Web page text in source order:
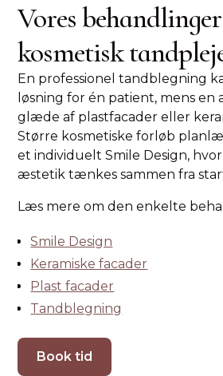
Vores
kosmetisk
En professionel tandblegning
løsning for én patient, mens en
glæde af plastfacader eller
Større kosmetiske forløb
et individuelt Smile Design,
æstetik tænkes sammen fra
Læs mere om den enkelte
Smile Design
Keramiske facader
Plast facader
Tandblegning
Book tid